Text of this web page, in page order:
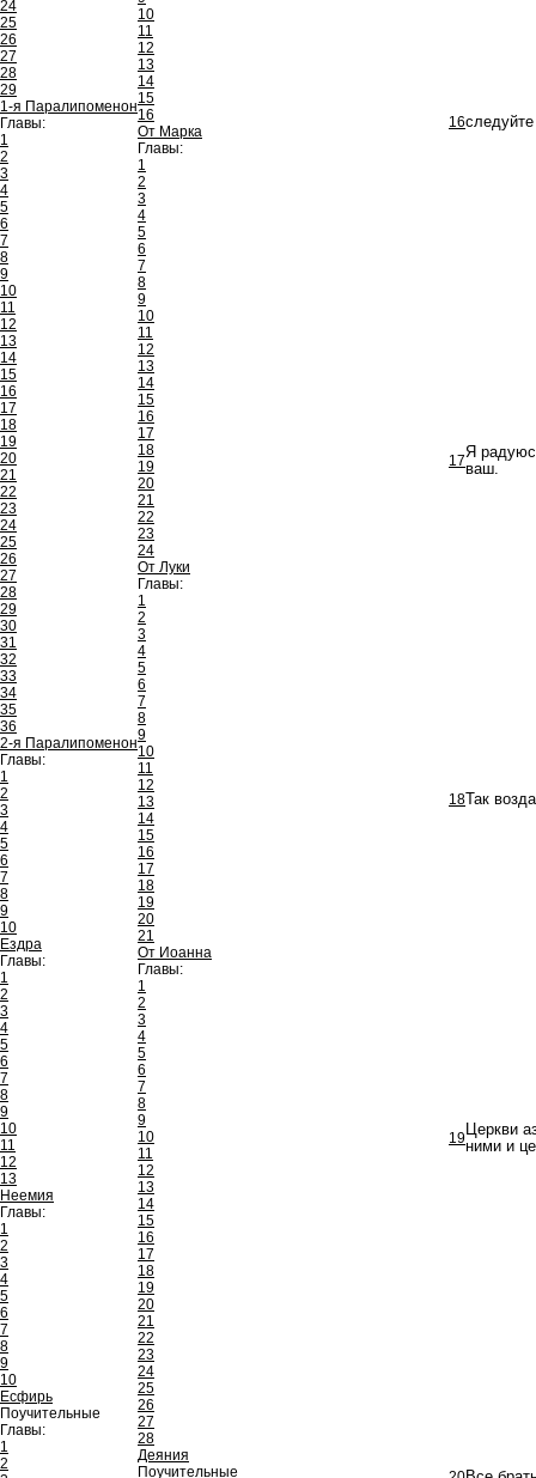
24
25
26
27
28
29
1-я Паралипоменон
Главы:
1
2
3
4
5
6
7
8
9
10
11
12
13
14
15
16
17
18
19
20
21
22
23
24
25
26
27
28
29
30
31
32
33
34
35
36
2-я Паралипоменон
Главы:
1
2
3
4
5
6
7
8
9
10
Ездра
Главы:
1
2
3
4
5
6
7
8
9
10
11
12
13
Неемия
Главы:
1
2
3
4
5
6
7
8
9
10
Есфирь
Поучительные
Главы:
1
2
10
11
12
13
14
15
16
От Марка
Главы:
1
2
3
4
5
6
7
8
9
10
11
12
13
14
15
16
17
18
19
20
21
22
23
24
От Луки
Главы:
1
2
3
4
5
6
7
8
9
10
11
12
13
14
15
16
17
18
19
20
21
От Иоанна
Главы:
1
2
3
4
5
6
7
8
9
10
11
12
13
14
15
16
17
18
19
20
21
22
23
24
25
26
27
28
Деяния
Поучительные
16
17Я
ваш.
18 Так
19Церкви
ними и